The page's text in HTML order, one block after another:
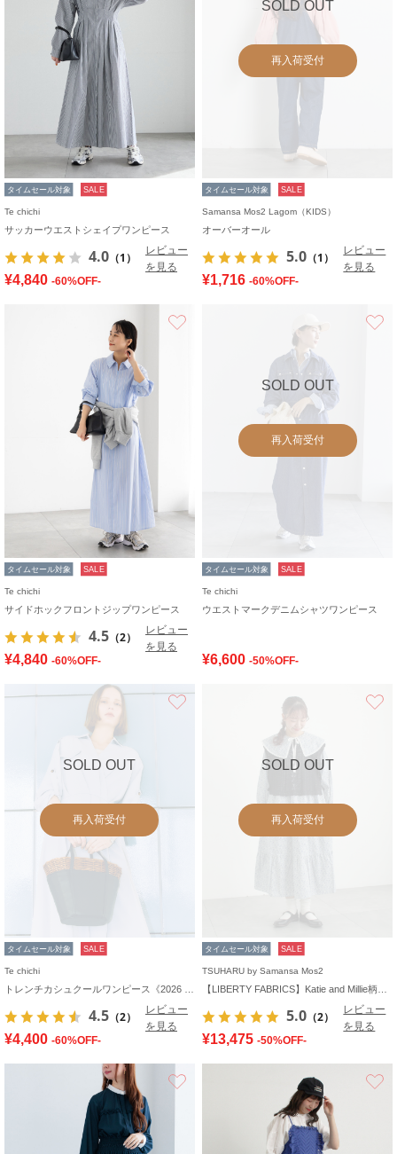
タイムセール対象 SALE
Te chichi
サッカーウエストシェイプワンピース
4.0 （1）
レビュー
を見る
¥4,840 -60%OFF-
SOLD OUT
再入荷受付
タイムセール対象 SALE
Samansa Mos2 Lagom（KIDS）
オーバーオール
5.0 （1）
レビュー
を見る
¥1,716 -60%OFF-
タイムセール対象 SALE
Te chichi
サイドホックフロントジップワンピース
4.5 （2）
レビュー
を見る
¥4,840 -60%OFF-
SOLD OUT
再入荷受付
タイムセール対象 SALE
Te chichi
ウエストマークデニムシャツワンピース
¥6,600 -50%OFF-
SOLD OUT
再入荷受付
お気に入り
タイムセール対象 SALE
Te chichi
4.5 （2）
レビュー
を見る
¥4,400 -60%OFF-
SOLD OUT
再入荷受付
タイムセール対象 SALE
TSUHARU by Samansa Mos2
5.0 （2）
レビュー
を見る
¥13,475 -50%OFF-